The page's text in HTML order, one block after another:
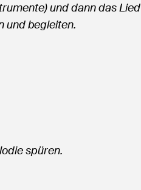
und dann das Lied
und begleiten.
spüren.